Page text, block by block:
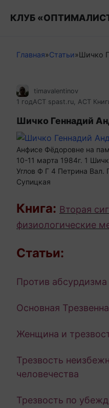
КЛУБ
Главная»Статьи»Шичко
timavalentinov
1 годАСТ spast.ru, АСТ
Шичко Геннадий
Анфисе Фёдоровне на
10-11 марта 1984г. 1
Углов Ф Г 4 Петрина Вал.
Супицкая
Книга: Вторая
физиологические
Статьи:
Против
Основная
Женщина и
Трезвость
человечества
Трезвость по